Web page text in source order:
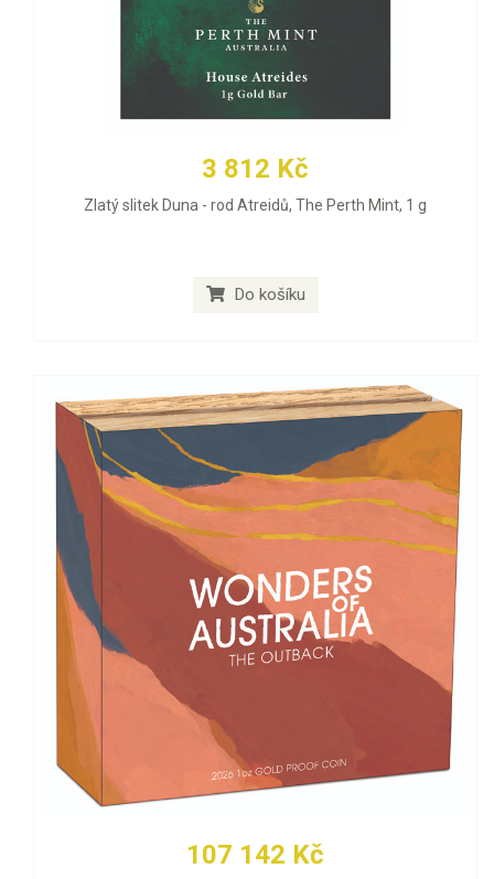
3 812 Kč
Zlatý slitek Duna - rod Atreidů, The Perth Mint, 1 g
Do košíku
107 142 Kč